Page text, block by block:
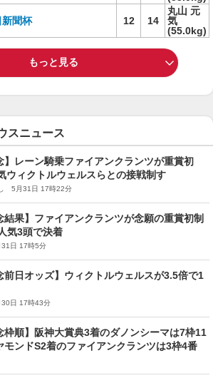
新聞杯 12 14
丸山 元
気
(55.0kg)
もっと見る
スニュース
】レーン騎乗ファイアンクランツが重賞初
ウィクトルウェルスらとの接戦制す
5月31日 17時22分
結果】ファイアンクランツが念願の重賞初制
気3頭で決着
日 17時5分
前日オッズ】ウィクトルウェルスが3.5倍で1
日 17時43分
枠順】阪神大賞典3着のダノンシーマは7枠11
ンドS2着のファイアンクランツは3枠4番